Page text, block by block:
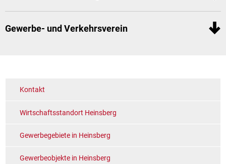
Gewerbe- und Verkehrsverein
Kontakt
Wirtschaftsstandort Heinsberg
Gewerbegebiete in Heinsberg
Gewerbeobjekte in Heinsberg